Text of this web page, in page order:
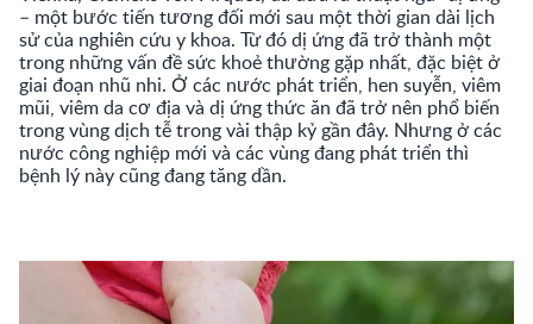
– một bước tiến tương đối mới sau một thời gian dài lịch
sử của nghiên cứu y khoa. Từ đó dị ứng đã trở thành một
trong những vấn đề sức khoẻ thường gặp nhất, đặc biệt ở
giai đoạn nhũ nhi. Ở các nước phát triển, hen suyễn, viêm
mũi, viêm da cơ địa và dị ứng thức ăn đã trở nên phổ biến
trong vùng dịch tễ trong vài thập kỷ gần đây. Nhưng ở các
nước công nghiệp mới và các vùng đang phát triển thì
bệnh lý này cũng đang tăng dần.